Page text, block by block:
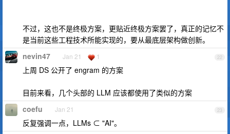
不过，这也不是终极方案，更贴近终极方案罢了，真正的记忆不
是当前这些工程技术所能实现的，要从最底层架构做创新。
22
nevin47 Jan 21 1
上周 DS 公开了 engram 的方案
目前来看，几个头部的 LLM 应该都使用了类似的方案
23
coefu Jan 21
反复强调一点，LLMs ⊂ "AI"。